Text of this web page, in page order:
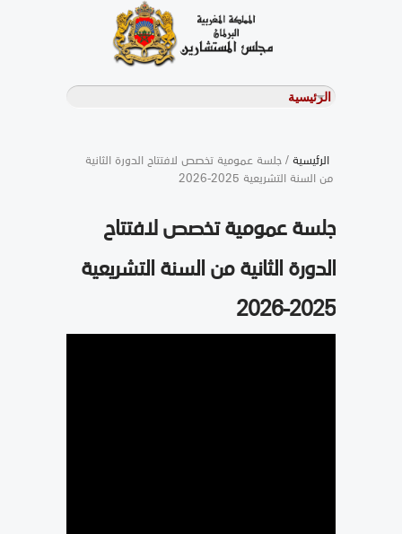
الرئيسية/ جلسة عمومية تخصص لافتتاح الدورة الثانية
من السنة التشريعية 2025-2026
جلسة عمومية تخصص لافتتاح
الدورة الثانية من السنة التشريعية
2025-2026